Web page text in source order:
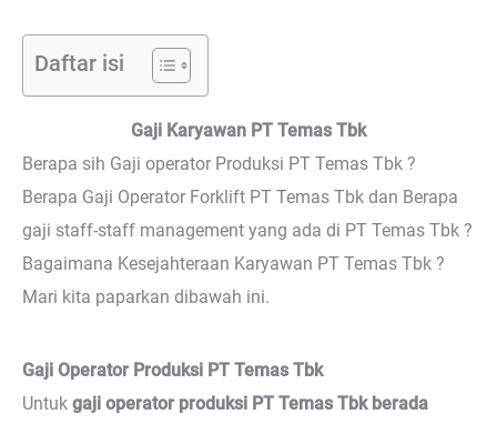
Daftar isi
Gaji Karyawan PT Temas Tbk
Berapa sih Gaji operator Produksi PT Temas Tbk ?
Berapa Gaji Operator Forklift PT Temas Tbk dan Berapa
gaji staff-staff management yang ada di PT Temas Tbk ?
Bagaimana Kesejahteraan Karyawan PT Temas Tbk ?
Mari kita paparkan dibawah ini.
Gaji Operator Produksi PT Temas Tbk
Untuk gaji operator produksi PT Temas Tbk berada